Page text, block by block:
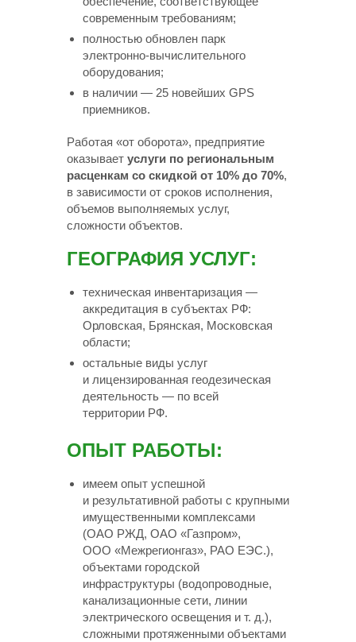
современным требованиям;
полностью обновлен парк
электронно-вычислительного
оборудования;
в наличии — 25 новейших GPS
приемников.
Работая «от оборота», предприятие
оказывает услуги по региональным
расценкам со скидкой от 10% до 70%,
в зависимости от сроков исполнения,
объемов выполняемых услуг,
сложности объектов.
ГЕОГРАФИЯ УСЛУГ:
техническая инвентаризация —
аккредитация в субъектах РФ:
Орловская, Брянская, Московская
области;
остальные виды услуг
и лицензированная геодезическая
деятельность — по всей
территории РФ.
ОПЫТ РАБОТЫ:
имеем опыт успешной
и результативной работы с крупными
имущественными комплексами
(ОАО РЖД, ОАО «Газпром»,
ООО «Межрегионгаз», РАО ЕЭС.),
объектами городской
инфраструктуры (водопроводные,
канализационные сети, линии
электрического освещения и т. д.),
сложными протяженными объектами